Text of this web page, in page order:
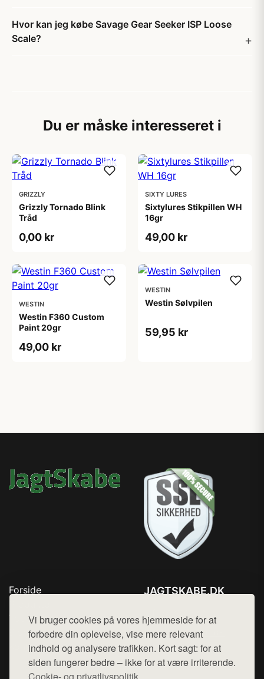
Vi bruger cookies på vores hjemmeside for at
forbedre din oplevelse, vise mere relevant
indhold og analysere trafikken. Kort sagt: for at
siden fungerer bedre – ikke for at være irriterende.
Hvor kan jeg købe Savage Gear Seeker ISP Loose
Scale?
Du er måske interesseret i
GRIZZLY
Grizzly Tornado Blink
Tråd
0,00 kr
SIXTY LURES
Sixtylures Stikpillen WH
16gr
49,00 kr
WESTIN
Westin F360 Custom
Paint 20gr
49,00 kr
WESTIN
Westin Sølvpilen
59,95 kr
Forside
Top Rabatter
Blog
Kontakt
JAGTSKABE.DK
Mail: hej@want.dk
Cookie- og privatlivspolitik